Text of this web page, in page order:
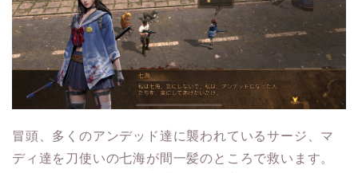
冒頭、多くのアンデッド達に襲われているサージ、マ
ディ達を刀使いの七海が間一髪のところで救います。